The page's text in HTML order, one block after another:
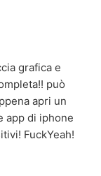
grafica e
può
apri un
app di iphone
FuckYeah!